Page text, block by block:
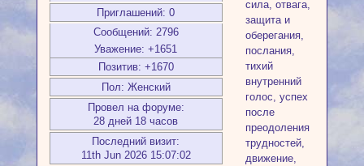
Приглашений: 0
Сообщений: 2796
Уважение: +1651
Позитив: +1670
Пол: Женский
Провел на форуме:
28 дней 18 часов
Последний визит:
11th Jun 2026 15:07:02
сила, отвага,
защита и
оберегания,
послания,
тихий
внутренний
голос, успех
после
преодоления
трудностей,
движение,